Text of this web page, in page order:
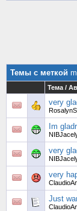
Темы с меткой
Тема /
very
Im
very
very
Just